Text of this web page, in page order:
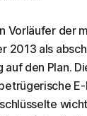
Vorläufer der
2013 als
den Plan.